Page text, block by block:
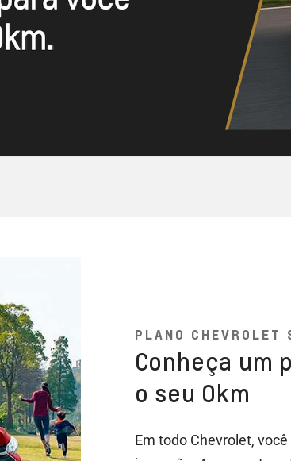
PLANO CHEVROLET
Conheça um
o seu 0km
Em todo Chevrolet,